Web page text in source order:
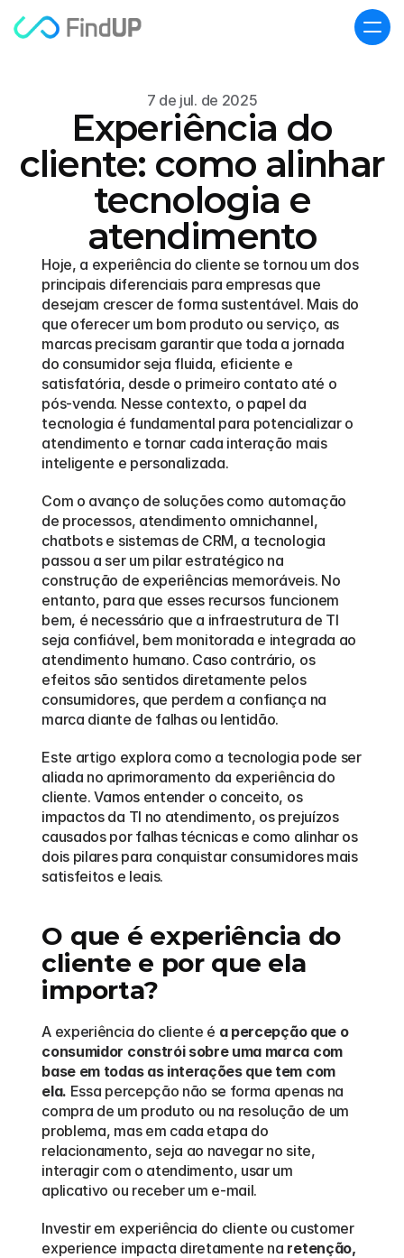
7 de jul. de 2025
Experiência do
cliente: como alinhar
tecnologia e
atendimento
Hoje, a experiência do cliente se tornou um dos
principais diferenciais para empresas que
desejam crescer de forma sustentável. Mais do
que oferecer um bom produto ou serviço, as
marcas precisam garantir que toda a jornada
do consumidor seja fluida, eficiente e
satisfatória, desde o primeiro contato até o
pós-venda. Nesse contexto, o papel da
tecnologia é fundamental para potencializar o
atendimento e tornar cada interação mais
inteligente e personalizada.
Com o avanço de soluções como automação
de processos, atendimento omnichannel,
chatbots e sistemas de CRM, a tecnologia
passou a ser um pilar estratégico na
construção de experiências memoráveis. No
entanto, para que esses recursos funcionem
bem, é necessário que a infraestrutura de TI
seja confiável, bem monitorada e integrada ao
atendimento humano. Caso contrário, os
efeitos são sentidos diretamente pelos
consumidores, que perdem a confiança na
marca diante de falhas ou lentidão.
Este artigo explora como a tecnologia pode ser
aliada no aprimoramento da experiência do
cliente. Vamos entender o conceito, os
impactos da TI no atendimento, os prejuízos
causados por falhas técnicas e como alinhar os
dois pilares para conquistar consumidores mais
satisfeitos e leais.
O que é experiência do
cliente e por que ela
importa?
A experiência do cliente é a percepção que o
consumidor constrói sobre uma marca com
base em todas as interações que tem com
ela. Essa percepção não se forma apenas na
compra de um produto ou na resolução de um
problema, mas em cada etapa do
relacionamento, seja ao navegar no site,
interagir com o atendimento, usar um
aplicativo ou receber um e-mail.
Investir em experiência do cliente ou customer
experience impacta diretamente na retenção,